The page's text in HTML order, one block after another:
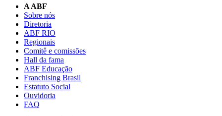
A ABF
Sobre nós
Diretoria
ABF RIO
Regionais
Comitê e comissões
Hall da fama
ABF Educação
Franchising Brasil
Estatuto Social
Ouvidoria
FAQ